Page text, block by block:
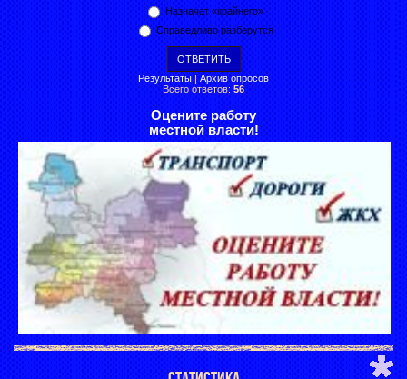
Назначат «крайнего»
Справедливо разберутся
Результаты | Архив опросов
Всего ответов: 56
Оцените работу
местной власти!